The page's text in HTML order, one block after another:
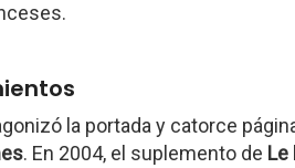
la portada y catorce
. En 2004, el suplemento de Le